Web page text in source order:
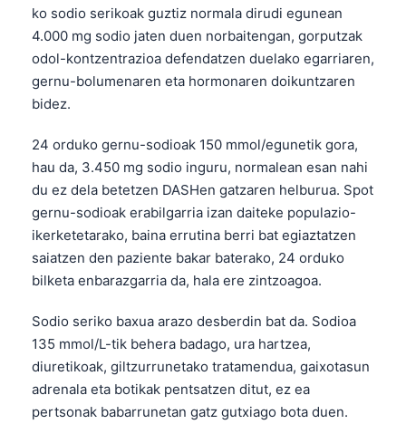
ko sodio serikoak guztiz normala dirudi egunean
4.000 mg sodio jaten duen norbaitengan, gorputzak
odol-kontzentrazioa defendatzen duelako egarriaren,
gernu-bolumenaren eta hormonaren doikuntzaren
bidez.
24 orduko gernu-sodioak 150 mmol/egunetik gora,
hau da, 3.450 mg sodio inguru, normalean esan nahi
du ez dela betetzen DASHen gatzaren helburua. Spot
gernu-sodioak erabilgarria izan daiteke populazio-
ikerketetarako, baina errutina berri bat egiaztatzen
saiatzen den paziente bakar baterako, 24 orduko
bilketa enbarazgarria da, hala ere zintzoagoa.
Sodio seriko baxua arazo desberdin bat da. Sodioa
135 mmol/L-tik behera badago, ura hartzea,
diuretikoak, giltzurrunetako tratamendua, gaixotasun
adrenala eta botikak pentsatzen ditut, ez ea
pertsonak babarrunetan gatz gutxiago bota duen.